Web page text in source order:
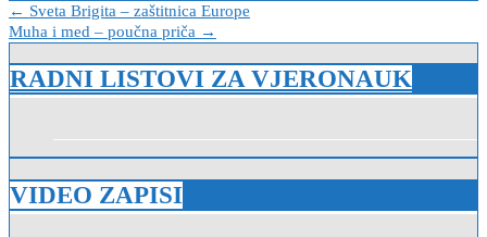
Navigacija
objava
← Sveta Brigita – zaštitnica Europe
Muha i med – poučna priča →
RADNI LISTOVI ZA VJERONAUK
VIDEO ZAPISI